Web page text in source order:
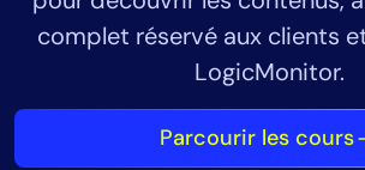
complet réservé aux clients
LogicMonitor.
Parcourir les cours